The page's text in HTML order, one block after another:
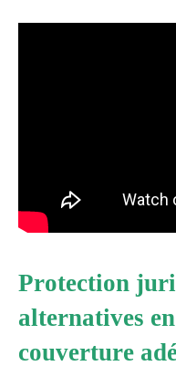
Protection
alternatives
couverture